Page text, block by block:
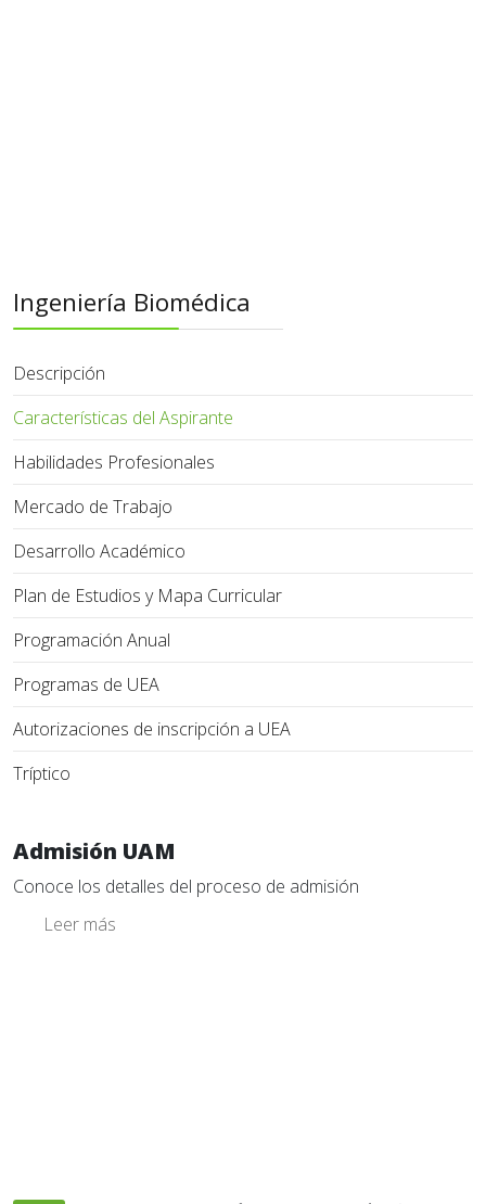
Ingeniería Biomédica
Descripción
Características del Aspirante
Habilidades Profesionales
Mercado de Trabajo
Desarrollo Académico
Plan de Estudios y Mapa Curricular
Programación Anual
Programas de UEA
Autorizaciones de inscripción a UEA
Tríptico
Admisión UAM
Conoce los detalles del proceso de admisión
Leer más